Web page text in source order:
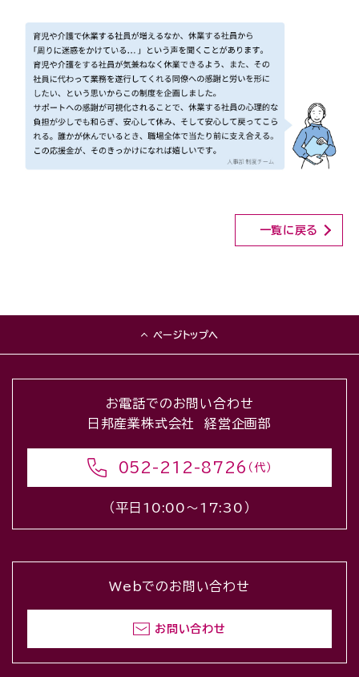
一覧に戻る
ページトップへ
お電話でのお問い合わせ
日邦産業株式会社 経営企画部
052-212-8726 （代）
（平日10:00〜17:30）
Webでのお問い合わせ
お問い合わせ